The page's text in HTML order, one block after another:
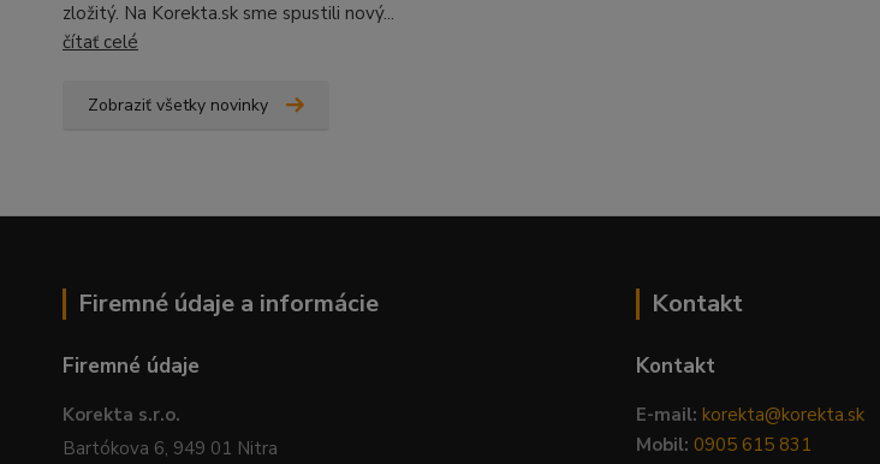
zložitý. Na Korekta.sk sme spustili nový...
čítať celé
Zobraziť všetky novinky
Firemné údaje a informácie
Firemné údaje
Korekta s.r.o.
Bartókova 6, 949 01 Nitra
Kontakt
Kontakt
E-mail: korekta@korekta.sk
Mobil: 0905 615 831